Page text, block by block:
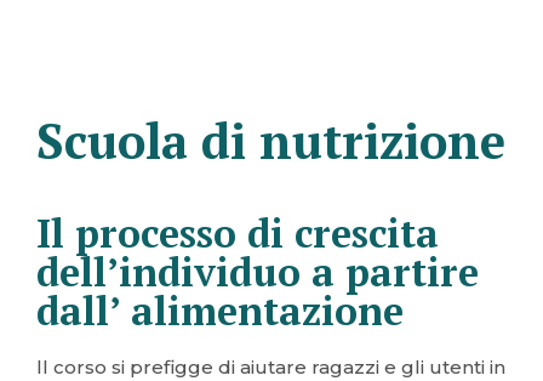
Scuola di nutrizione
Il processo di crescita
dell’individuo a partire
dall’ alimentazione
ll corso si prefigge di aiutare ragazzi e gli utenti in